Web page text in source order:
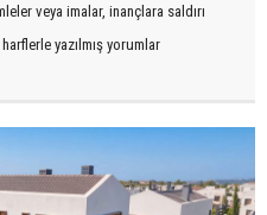
veya imalar, inançlara saldırı
yazılmış yorumlar